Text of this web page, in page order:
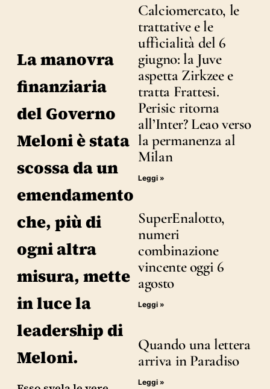
La manovra
finanziaria
del Governo
Meloni è stata
scossa da un
emendamento
che, più di
ogni altra
misura, mette
in luce la
leadership di
Meloni.
Calciomercato, le
trattative e le
ufficialità del 6
giugno: la Juve
aspetta Zirkzee e
tratta Frattesi.
Perisic ritorna
all’Inter? Leao verso
la permanenza al
Milan
Leggi »
SuperEnalotto,
numeri
combinazione
vincente oggi 6
agosto
Leggi »
Quando una lettera
arriva in Paradiso
Leggi »